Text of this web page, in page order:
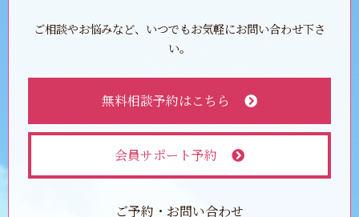
ご相談やお悩みなど、いつでもお気軽にお問い合わせ下さ
い。
無料相談予約はこちら
会員サポート予約
ご予約・お問い合わせ